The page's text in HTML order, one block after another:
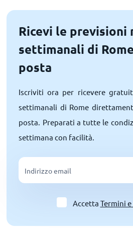
Ricevi le previsioni
settimanali di
posta
Iscriviti ora per ricevere
settimanali di Rome
posta. Preparati a tutte le
settimana con facilità.
Accetta Termini